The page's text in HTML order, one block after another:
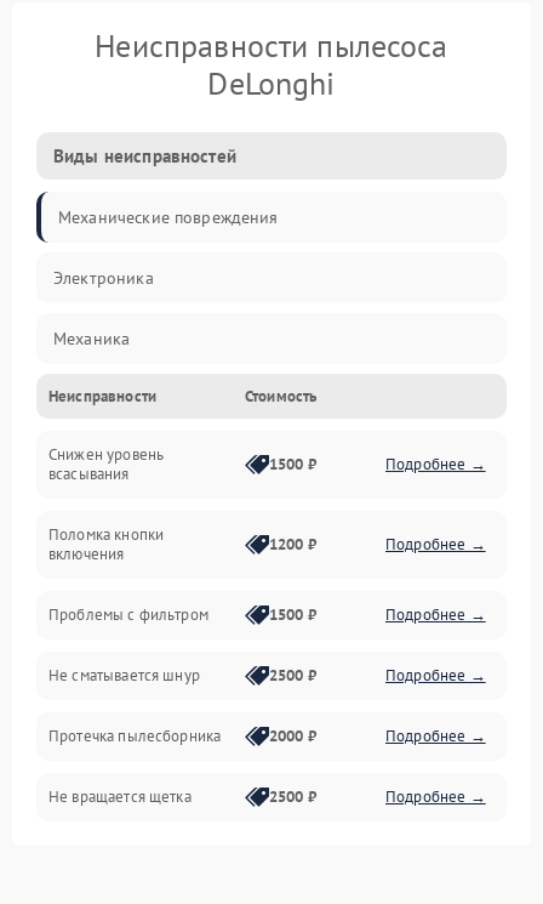
Неисправности пылесоса
DeLonghi
Виды неисправностей
Механические повреждения
Электроника
Механика
Электропитание
Всасывание
Неисправности Стоимость
Снижен уровень
всасывания
1500 ₽ Подробнее →
Поломка кнопки
включения
1200 ₽ Подробнее →
Проблемы с фильтром 1500 ₽ Подробнее →
Не сматывается шнур 2500 ₽ Подробнее →
Протечка пылесборника 2000 ₽ Подробнее →
Не вращается щетка 2500 ₽ Подробнее →